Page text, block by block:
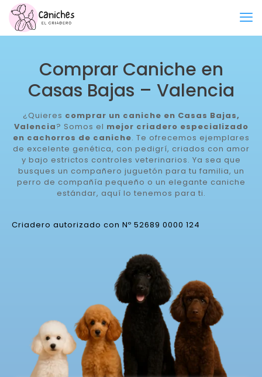
Comprar Caniche en
Casas Bajas – Valencia
¿Quieres comprar un caniche en Casas Bajas,
Valencia? Somos el mejor criadero especializado
en cachorros de caniche. Te ofrecemos ejemplares
de excelente genética, con pedigrí, criados con amor
y bajo estrictos controles veterinarios. Ya sea que
busques un compañero juguetón para tu familia, un
perro de compañía pequeño o un elegante caniche
estándar, aquí lo tenemos para ti.
Criadero autorizado con Nº 52689 0000 124